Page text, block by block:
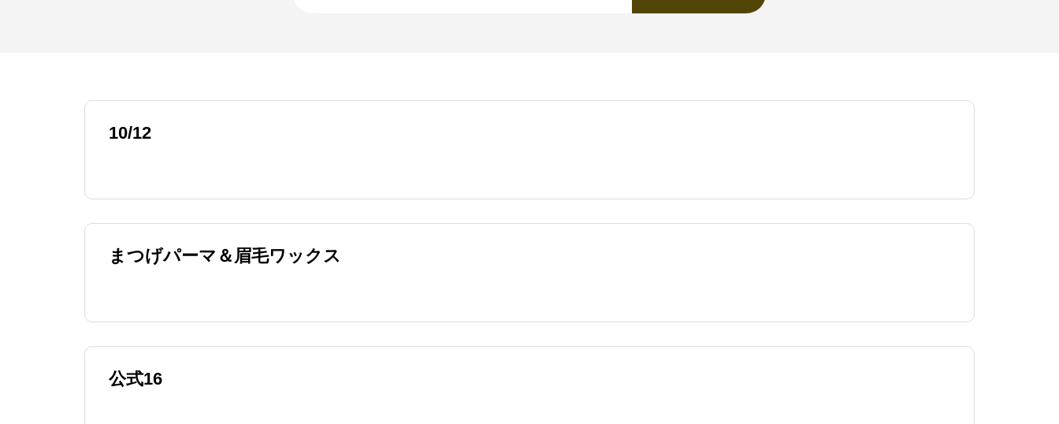
10/12
まつげパーマ＆眉毛ワックス
公式16